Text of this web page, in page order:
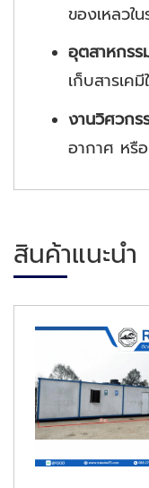
ของเหลวใ
อุตสาหกรร
เก็บสารเค
งานวิศวกร
อากาศ หรื
สินค้าแนะนำ